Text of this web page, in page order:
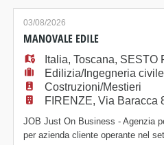
reparto stiro e si occuperanno di: -
indumenti; - Posizionamento dei
lo stiro; - Controllo qual
03/08/2026
MANOVALE EDILE
Italia, Toscana, SESTO
Edilizia/Ingegneria civile
Costruzioni/Mestieri
FIRENZE, Via Baracca
JOB Just On Business - Agenzia
per azienda cliente operante nel